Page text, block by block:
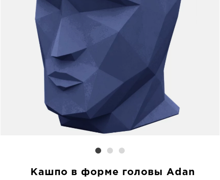
Кашпо в форме головы Adan